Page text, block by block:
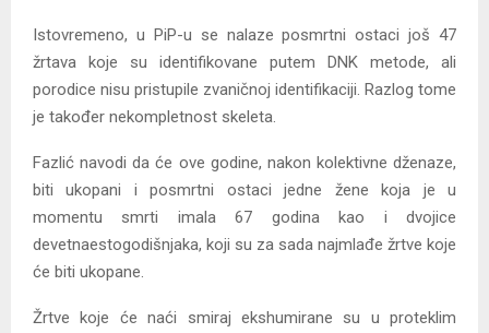
Istovremeno, u PiP-u se nalaze posmrtni ostaci još 47
žrtava koje su identifikovane putem DNK metode, ali
porodice nisu pristupile zvaničnoj identifikaciji. Razlog tome
je također nekompletnost skeleta.
Fazlić navodi da će ove godine, nakon kolektivne dženaze,
biti ukopani i posmrtni ostaci jedne žene koja je u
momentu smrti imala 67 godina kao i dvojice
devetnaestogodišnjaka, koji su za sada najmlađe žrtve koje
će biti ukopane.
Žrtve koje će naći smiraj ekshumirane su u proteklim